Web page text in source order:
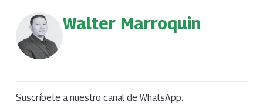
Walter Marroquin
Suscríbete a nuestro canal de WhatsApp: